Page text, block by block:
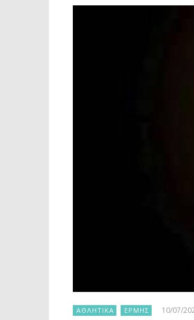
ΑΘΛΗΤΙΚΑ ΕΡΜΗΣ 10/07/